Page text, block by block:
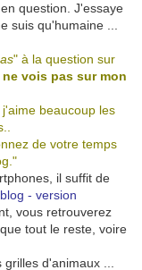
question. J'essaye
suis qu'humaine ...
" à la question sur
vois pas sur mon
beaucoup les
de votre temps
il suffit de
- version
vous retrouverez
tout le reste, voire
d'animaux ...